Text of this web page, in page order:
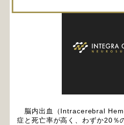
脳内出血（Intracerebral
症と死亡率が高く、わずか20％